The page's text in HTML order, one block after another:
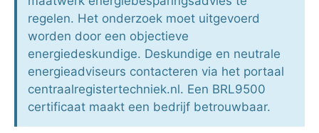
regelen. Het onderzoek moet uitgevoerd
worden door een objectieve
energiedeskundige. Deskundige en neutrale
energieadviseurs contacteren via het portaal
centraalregistertechniek.nl. Een BRL9500
certificaat maakt een bedrijf betrouwbaar.